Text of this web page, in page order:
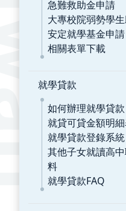
急難救助金申請
大專校院弱勢學
安定就學基金申請
相關表單下載
就學貸款
如何辦理就學貸款
就貸可貸金額明
就學貸款登錄系統
其他子女就讀高
料
就學貸款FAQ